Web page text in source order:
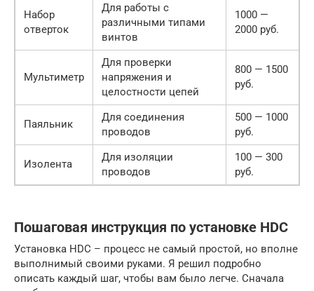
Набор
отверток
Для работы с
различными типами
винтов
1000 —
2000 руб.
Мультиметр
Для проверки
напряжения и
целостности цепей
800 — 1500
руб.
Паяльник
Для соединения
проводов
500 — 1000
руб.
Изолента
Для изоляции
проводов
100 — 300
руб.
Пошаговая инструкция по установке HDC
Установка HDC – процесс не самый простой, но вполне
выполнимый своими руками. Я решил подробно
описать каждый шаг, чтобы вам было легче. Сначала